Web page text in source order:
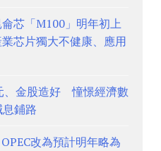
芯「M100」明年初上
芯片獨大不健康、應用
、金股造好 憧憬經濟數
鋪路
改為預計明年略為